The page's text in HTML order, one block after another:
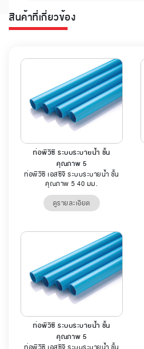
สินค้าที่เกี่ยวข้อง
ท่อพีวีซี ระบบระบายน้ำ ชั้น
คุณภาพ 5
ท่อพีวีซี เอสซีจี ระบบระบายน้ำ ชั้น
คุณภาพ 5 40 มม.
ดูรายละเอียด
ท่อพีวีซี ระบบระบายน้ำ ชั้น
คุณภาพ 5